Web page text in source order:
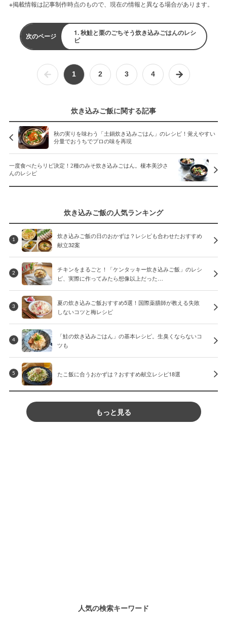
※掲載情報は記事制作時点のもので、現在の情報と異なる場合があります。
次のページ
1. 秋鮭と栗のごちそう炊き込みごはんのレシ
ピ
1 2 3 4
炊き込みご飯に関する記事
秋の実りを味わう「土鍋炊き込みごはん」のレシピ！覚えやすい
分量でおうちでプロの味を再現
一度食べたらリピ決定！2種のみそ炊き込みごはん。榎本美沙さ
んのレシピ
炊き込みご飯の人気ランキング
1
炊き込みご飯の日のおかずは？レシピも合わせたおすすめ
献立32案
2
チキンをまるごと！「ケンタッキー炊き込みご飯」のレシ
ピ、実際に作ってみたら想像以上だった…
3
夏の炊き込みご飯おすすめ5選！国際薬膳師が教える失敗
しないコツと梅レシピ
4
「鮭の炊き込みごはん」の基本レシピ。生臭くならないコ
ツも
5 たこ飯に合うおかずは？おすすめ献立レシピ18選
もっと見る
人気の検索キーワード